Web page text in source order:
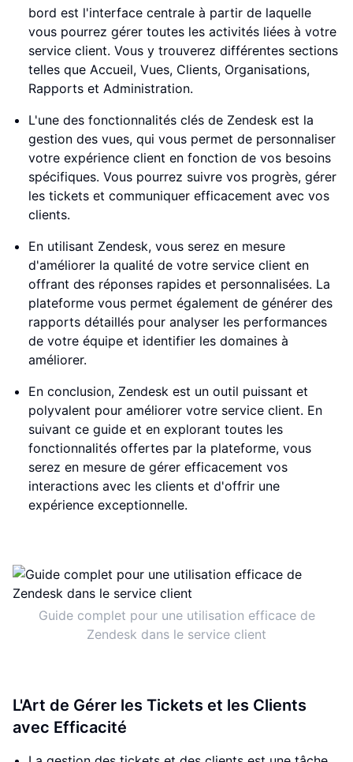
bord est l'interface centrale à partir de laquelle
vous pourrez gérer toutes les activités liées à votre
service client. Vous y trouverez différentes sections
telles que Accueil, Vues, Clients, Organisations,
Rapports et Administration.
L'une des fonctionnalités clés de Zendesk est la
gestion des vues, qui vous permet de personnaliser
votre expérience client en fonction de vos besoins
spécifiques. Vous pourrez suivre vos progrès, gérer
les tickets et communiquer efficacement avec vos
clients.
En utilisant Zendesk, vous serez en mesure
d'améliorer la qualité de votre service client en
offrant des réponses rapides et personnalisées. La
plateforme vous permet également de générer des
rapports détaillés pour analyser les performances
de votre équipe et identifier les domaines à
améliorer.
En conclusion, Zendesk est un outil puissant et
polyvalent pour améliorer votre service client. En
suivant ce guide et en explorant toutes les
fonctionnalités offertes par la plateforme, vous
serez en mesure de gérer efficacement vos
interactions avec les clients et d'offrir une
expérience exceptionnelle.
Guide complet pour une utilisation efficace de
Zendesk dans le service client
L'Art de Gérer les Tickets et les Clients
avec Efficacité